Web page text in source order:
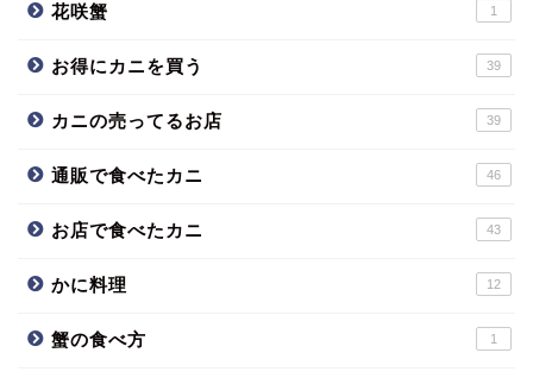
花咲蟹 1
お得にカニを買う 39
カニの売ってるお店 39
通販で食べたカニ 46
お店で食べたカニ 43
かに料理 12
蟹の食べ方 1